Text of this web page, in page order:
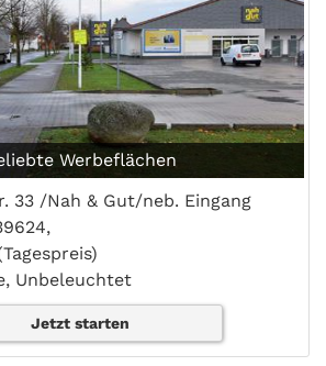
Werbeflächen
33 /Nah & Gut/neb. Eingang
Unbeleuchtet
Jetzt starten